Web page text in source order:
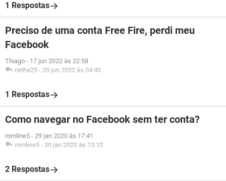
1 Respostas
Preciso de uma conta Free Fire, perdi meu
Facebook
Thiago - 17 jun 2022 às 22:58
ninha25 - 20 jun 2022 às 04:40
1 Respostas
Como navegar no Facebook sem ter conta?
romline5 - 29 jan 2020 às 17:41
romline5 - 30 jan 2020 às 13:10
2 Respostas